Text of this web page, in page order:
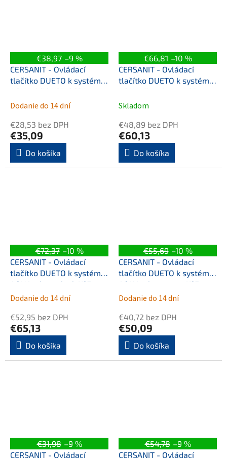
€38,97 –9 %
CERSANIT - Ovládací
tlačítko DUETO k systému
AQUA, bílé K97-0634
Dodanie do 14 dní
€28,53 bez DPH
€35,09
Do košíka
€66,81 –10 %
CERSANIT - Ovládací
tlačítko DUETO k systému
AQUA, černá mat K97-
0637
Skladom
€48,89 bez DPH
€60,13
Do košíka
€72,37 –10 %
CERSANIT - Ovládací
tlačítko DUETO k systému
AQUA, chrom lesk K97-
0635
Dodanie do 14 dní
€52,95 bez DPH
€65,13
Do košíka
€55,69 –10 %
CERSANIT - Ovládací
tlačítko DUETO k systému
AQUA, chrom mat K97-
0636
Dodanie do 14 dní
€40,72 bez DPH
€50,09
Do košíka
€31,98 –9 %
CERSANIT - Ovládací
€54,78 –9 %
CERSANIT - Ovládací